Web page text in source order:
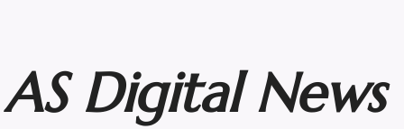
AS Digital News